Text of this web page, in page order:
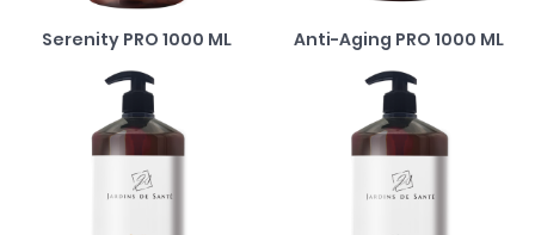
Serenity PRO 1000 ML Anti-Aging PRO 1000 ML